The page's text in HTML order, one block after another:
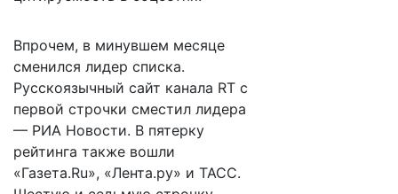
Впрочем, в минувшем месяце
сменился лидер списка.
Русскоязычный сайт канала RT с
первой строчки сместил лидера
— РИА Новости. В пятерку
рейтинга также вошли
«Газета.Ru», «Лента.ру» и ТАСС.